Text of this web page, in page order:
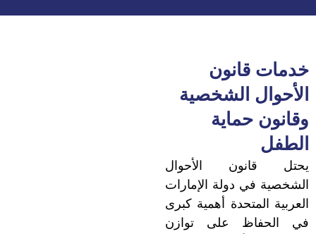
خدمات قانون
الأحوال الشخصية
وقانون حماية
الطفل
يحتل قانون الأحوال
الشخصية في دولة الإمارات
العربية المتحدة أهمية كبرى
في الحفاظ على توازن